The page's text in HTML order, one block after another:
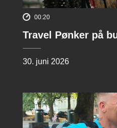
00:20
Travel Pønker på
30. juni 2026